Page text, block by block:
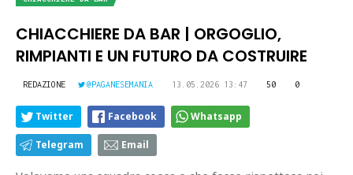
CHIACCHIERE DA BAR | ORGOGLIO,
RIMPIANTI E UN FUTURO DA COSTRUIRE
REDAZIONE @PAGANESEMANIA 13.05.2026 13:47 50 0
Twitter Facebook Whatsapp
Telegram Email